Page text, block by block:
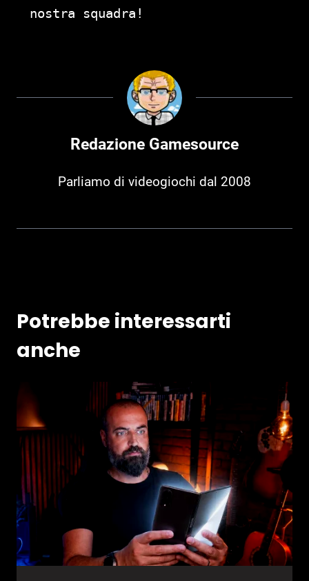
nostra squadra!
Redazione Gamesource
Parliamo di videogiochi dal 2008
Potrebbe interessarti
anche